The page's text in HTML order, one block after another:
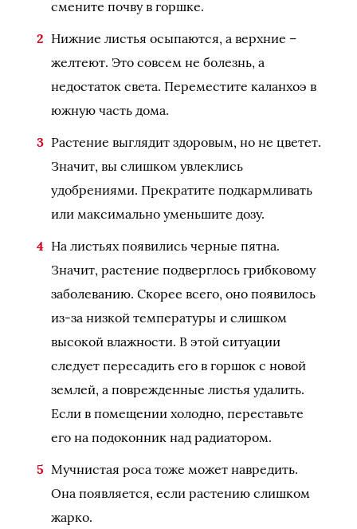
смените почву в горшке.
Нижние листья осыпаются, а верхние –
желтеют. Это совсем не болезнь, а
недостаток света. Переместите каланхоэ в
южную часть дома.
Растение выглядит здоровым, но не цветет.
Значит, вы слишком увлеклись
удобрениями. Прекратите подкармливать
или максимально уменьшите дозу.
На листьях появились черные пятна.
Значит, растение подверглось грибковому
заболеванию. Скорее всего, оно появилось
из-за низкой температуры и слишком
высокой влажности. В этой ситуации
следует пересадить его в горшок с новой
землей, а поврежденные листья удалить.
Если в помещении холодно, переставьте
его на подоконник над радиатором.
Мучнистая роса тоже может навредить.
Она появляется, если растению слишком
жарко.